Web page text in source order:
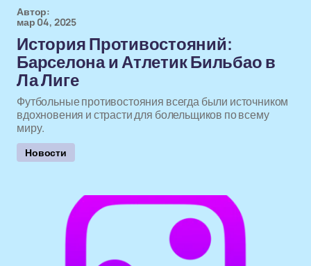
Автор:
мар 04, 2025
История Противостояний:
Барселона и Атлетик Бильбао в
Ла Лиге
Футбольные противостояния всегда были источником
вдохновения и страсти для болельщиков по всему
миру.
Новости